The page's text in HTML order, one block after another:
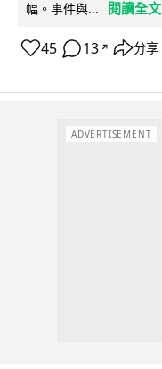
幅。事件與...
閱讀全文
45 13 ↗ 分享
ADVERTISEMENT